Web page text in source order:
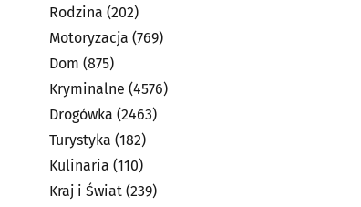
Rodzina (202)
Motoryzacja (769)
Dom (875)
Kryminalne (4576)
Drogówka (2463)
Turystyka (182)
Kulinaria (110)
Kraj i Świat (239)